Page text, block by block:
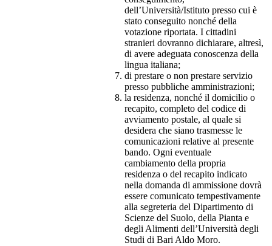
dell’Università/Istituto presso cui è
stato conseguito nonché della
votazione riportata. I cittadini
stranieri dovranno dichiarare, altresì,
di avere adeguata conoscenza della
lingua italiana;
di prestare o non prestare servizio
presso pubbliche amministrazioni;
la residenza, nonché il domicilio o
recapito, completo del codice di
avviamento postale, al quale si
desidera che siano trasmesse le
comunicazioni relative al presente
bando. Ogni eventuale
cambiamento della propria
residenza o del recapito indicato
nella domanda di ammissione dovrà
essere comunicato tempestivamente
alla segreteria del Dipartimento di
Scienze del Suolo, della Pianta e
degli Alimenti dell’Università degli
Studi di Bari Aldo Moro.